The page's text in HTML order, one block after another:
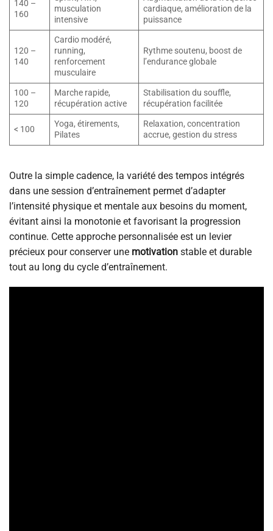
140 –
160
musculation
intensive
cardiaque, amélioration de la
puissance
120 –
140
Cardio modéré,
running,
renforcement
musculaire
Rythme soutenu, boost de
l’endurance globale
100 –
120
Marche rapide,
récupération active
Stabilisation du souffle,
récupération facilitée
< 100
Yoga, étirements,
Pilates
Relaxation, concentration
accrue, gestion du stress
Outre la simple cadence, la variété des tempos intégrés
dans une session d’entraînement permet d’adapter
l’intensité physique et mentale aux besoins du moment,
évitant ainsi la monotonie et favorisant la progression
continue. Cette approche personnalisée est un levier
précieux pour conserver une motivation stable et durable
tout au long du cycle d’entraînement.